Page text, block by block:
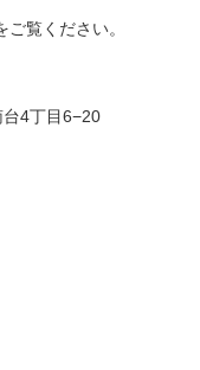
覧ください。
4丁目6−20